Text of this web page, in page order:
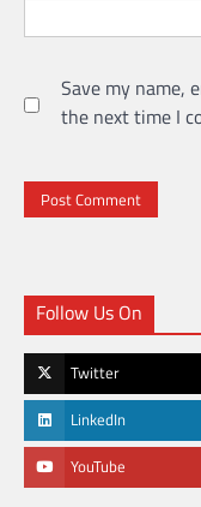
Save my name,
the next time I
Follow Us On
Twitter
LinkedIn
YouTube